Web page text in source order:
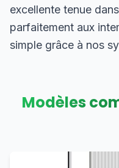
excellente tenue
parfaitement aux
simple grâce à nos
Modèles